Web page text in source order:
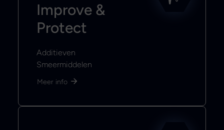
Improve &
Protect
Additieven
Smeermiddelen
Meer info